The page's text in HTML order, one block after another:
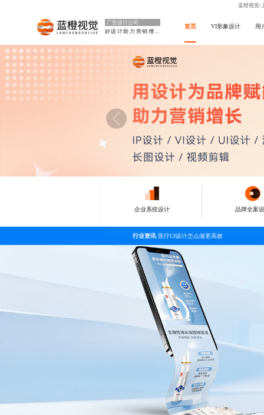
蓝橙视觉-
广告设计公司
好设计助力营销增长
首页 VI形象设计 用
企业系统设计 品牌全案
行业资讯 医疗UI设计怎么做更高效